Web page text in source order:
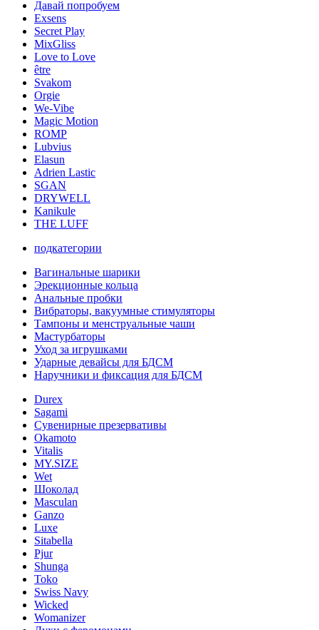
Давай попробуем
Exsens
Secret Play
MixGliss
Love to Love
être
Svakom
Orgie
We-Vibe
Magic Motion
ROMP
Lubvius
Elasun
Adrien Lastic
SGAN
DRYWELL
Kanikule
THE LUFF
подкатегории
Вагинальные шарики
Эрекционные кольца
Анальные пробки
Вибраторы, вакуумные стимуляторы
Тампоны и менструальные чаши
Мастурбаторы
Уход за игрушками
Ударные девайсы для БДСМ
Наручники и фиксация для БДСМ
Durex
Sagami
Сувенирные презервативы
Okamoto
Vitalis
MY.SIZE
Wet
Шоколад
Masculan
Ganzo
Luxe
Sitabella
Pjur
Shunga
Toko
Swiss Navy
Wicked
Womanizer